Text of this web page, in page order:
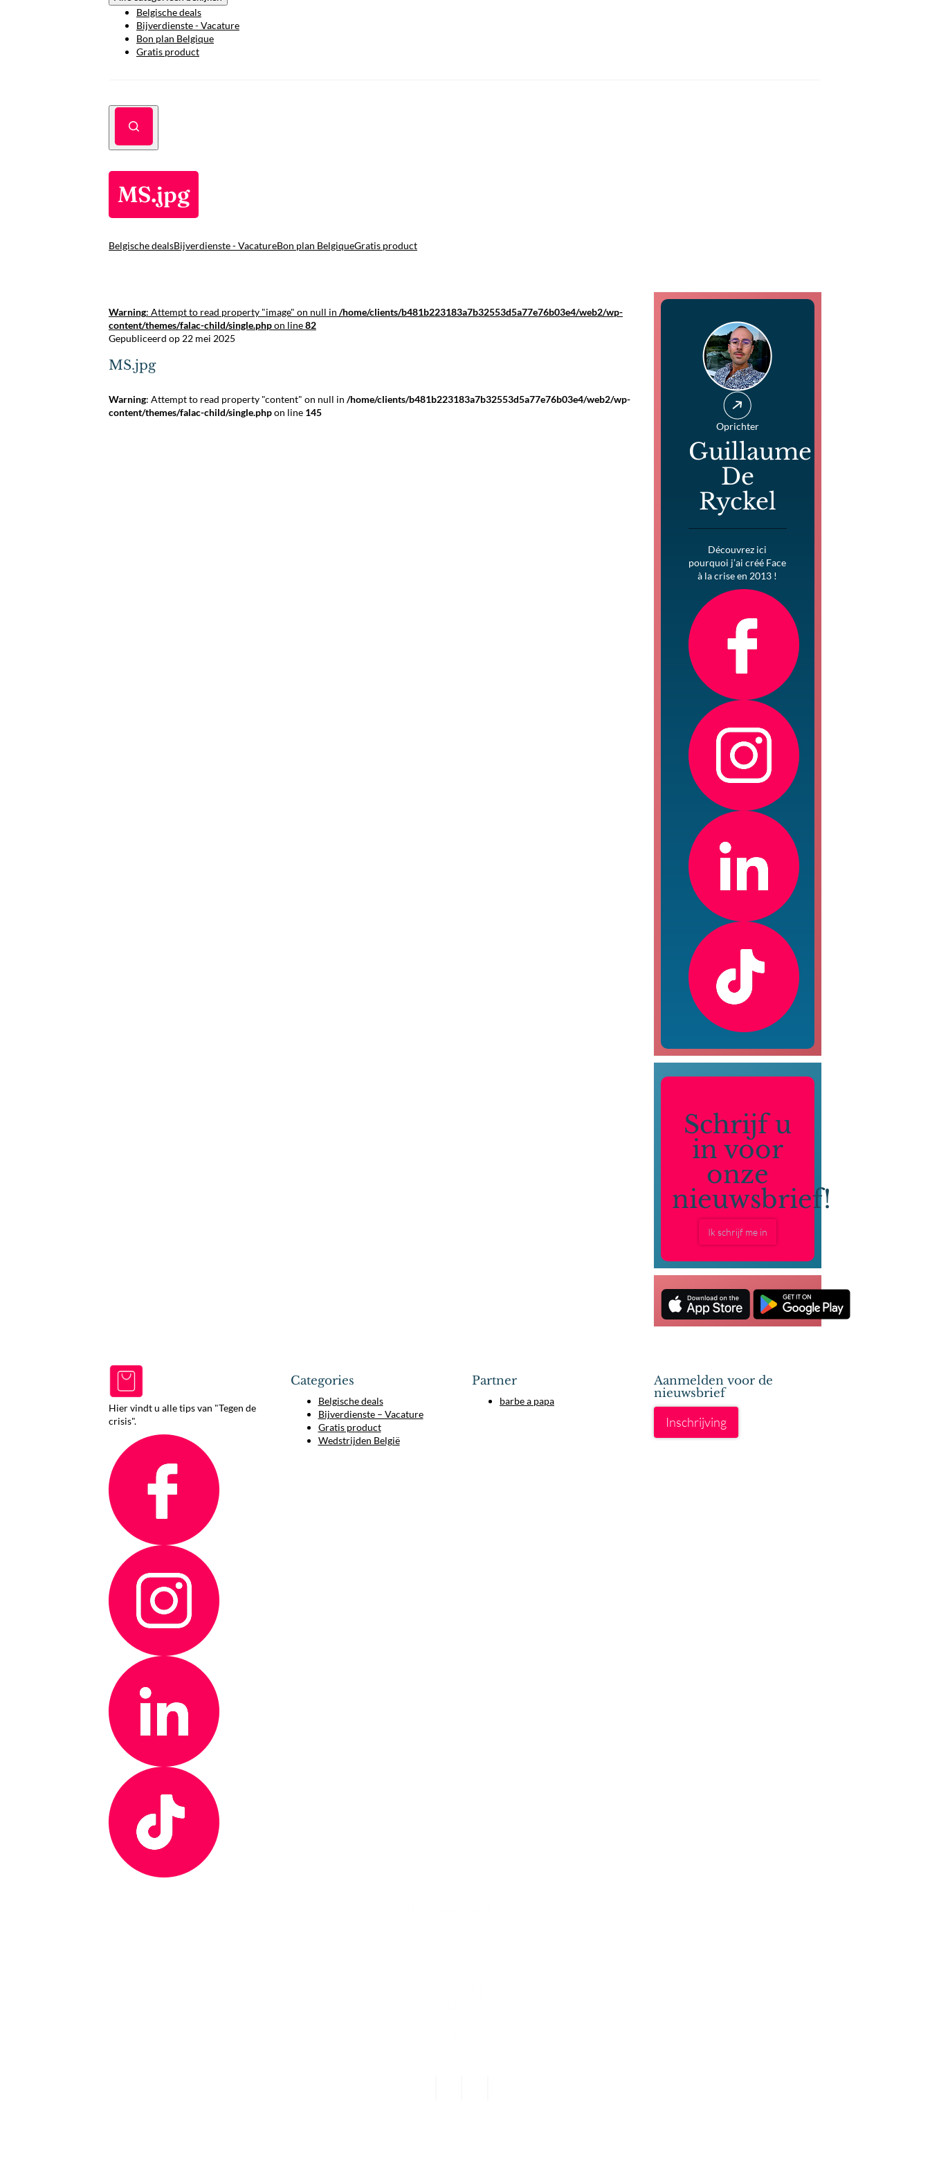
Belgische deals
Bijverdienste - Vacature
Bon plan Belgique
Gratis product
MS.jpg
Belgische dealsBijverdienste - VacatureBon plan BelgiqueGratis product
Warning: Attempt to read property "image" on null in /home/clients/b481b223183a7b32553d5a77e76b03e4/web2/wp-
content/themes/falac-child/single.phpon line82
Gepubliceerd op 22 mei 2025
MS.jpg
Warning: Attempt to read property "content" on null in /home/clients/b481b223183a7b32553d5a77e76b03e4/web2/wp-
content/themes/falac-child/single.phpon line 145
Oprichter
Guillaume
De
Ryckel
Découvrez ici
pourquoi j’ai créé Face
à la crise en 2013 !
Schrijf u
in voor
onze
nieuwsbrief!
Ik schrijf me in
Hier vindt u alle tips van "Tegen de
crisis".
Categories
Belgische deals
Bijverdienste – Vacature
Gratis product
Wedstrijden België
Partner
barbe a papa
Aanmelden voor de
nieuwsbrief
Inschrijving